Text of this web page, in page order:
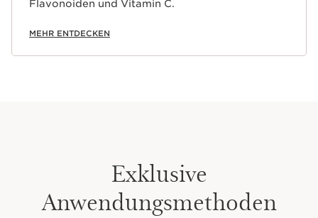
Flavonoiden und Vitamin C.
MEHR ENTDECKEN
Exklusive
Anwendungsmethoden